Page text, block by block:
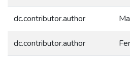
dc.contributor.author
dc.contributor.author